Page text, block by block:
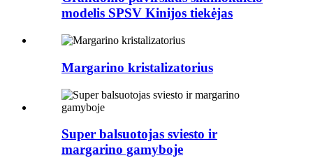
modelis SPSV Kinijos tiekėjas
Margarino kristalizatorius
Super balsuotojas sviesto ir
margarino gamyboje